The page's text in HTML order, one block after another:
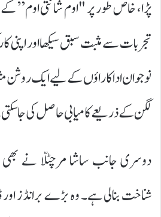
پڑا، خاص طور پر "اوم شانتی اوم”
تجربات سے مثبت سبق سیکھا اور اپنی
نوجوان اداکاراؤں کے لیے ایک روشن
لگن کے ذریعے کامیابی حاصل کی جا
دوسری جانب ساشا مرچنٹ نے بھی
شناخت بنالی ہے۔ وہ بڑے برانڈز اور